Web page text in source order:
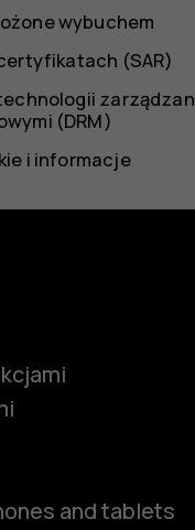
wybuchem
(SAR)
(DRM)
i informacje
and tablets